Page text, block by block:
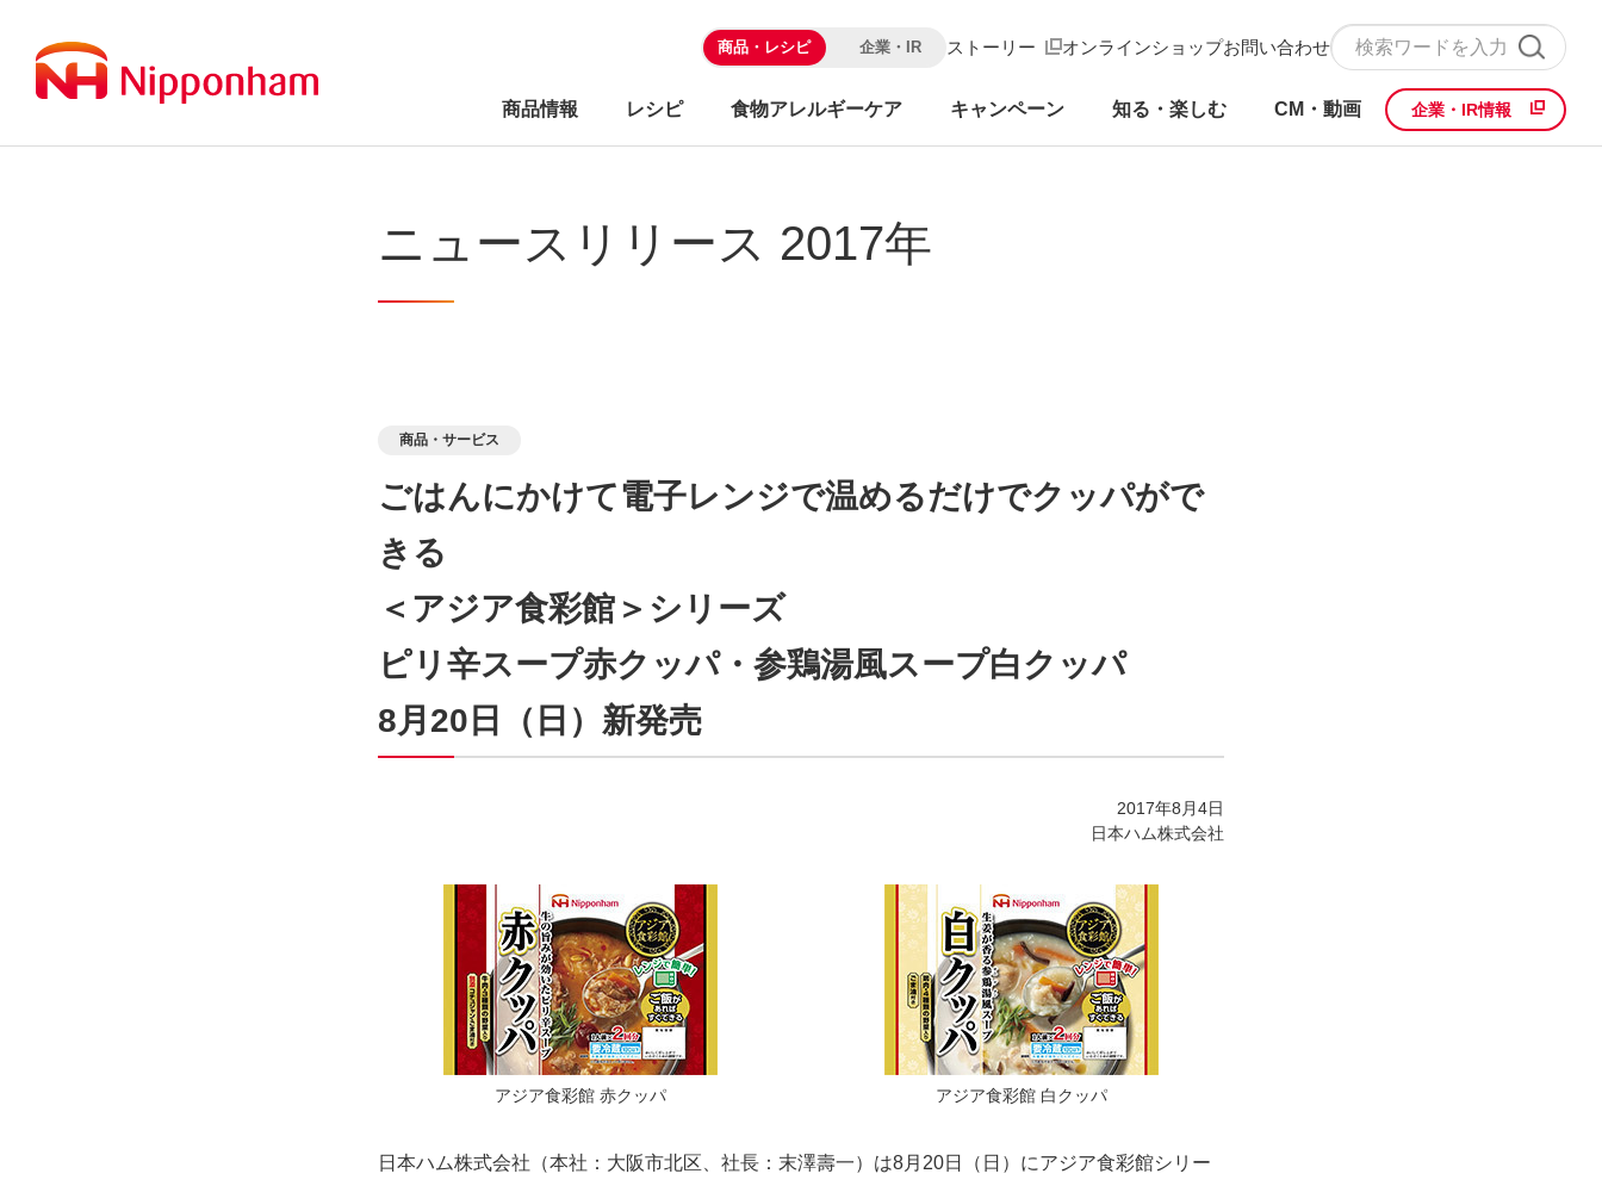
商品・レシピ 企業・IR ストーリー オンラインショップお問い合わせ
商品情報 レシピ 食物アレルギーケア キャンペーン 知る・楽しむ CM・動画 企業・IR情報
ニュースリリース 2017年
商品・サービス
ごはんにかけて電子レンジで温めるだけでクッパがで
きる
＜アジア食彩館＞シリーズ
ピリ辛スープ赤クッパ・参鶏湯風スープ白クッパ
8月20日（日）新発売
2017年8月4日
日本ハム株式会社
アジア食彩館 赤クッパ アジア食彩館 白クッパ
日本ハム株式会社（本社：大阪市北区、社長：末澤壽一）は8月20日（日）にアジア食彩館シリー